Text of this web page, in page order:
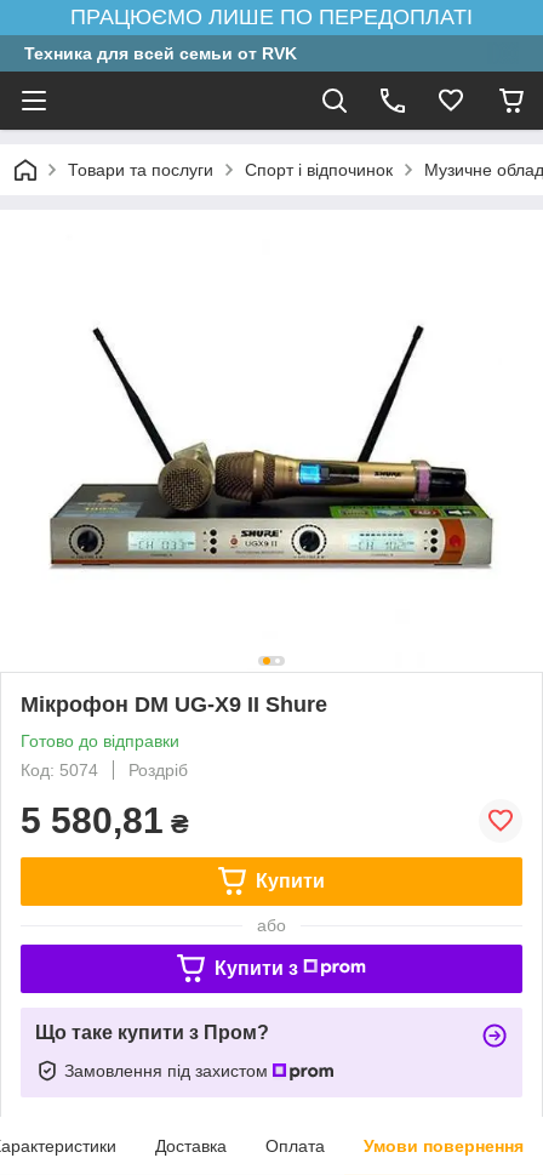
ПРАЦЮЄМО ЛИШЕ ПО ПЕРЕДОПЛАТІ
Техника для всей семьи от RVK
Товари та послуги Спорт і відпочинок Музичне
Мікрофон DM UG-X9 II Shure
Готово до відправки
Код: 5074
Роздріб
5 580,81 ₴
Купити
або
Купити з
Що таке купити з Пром?
Замовлення під захистом
Доставка Оплата Умови повернення